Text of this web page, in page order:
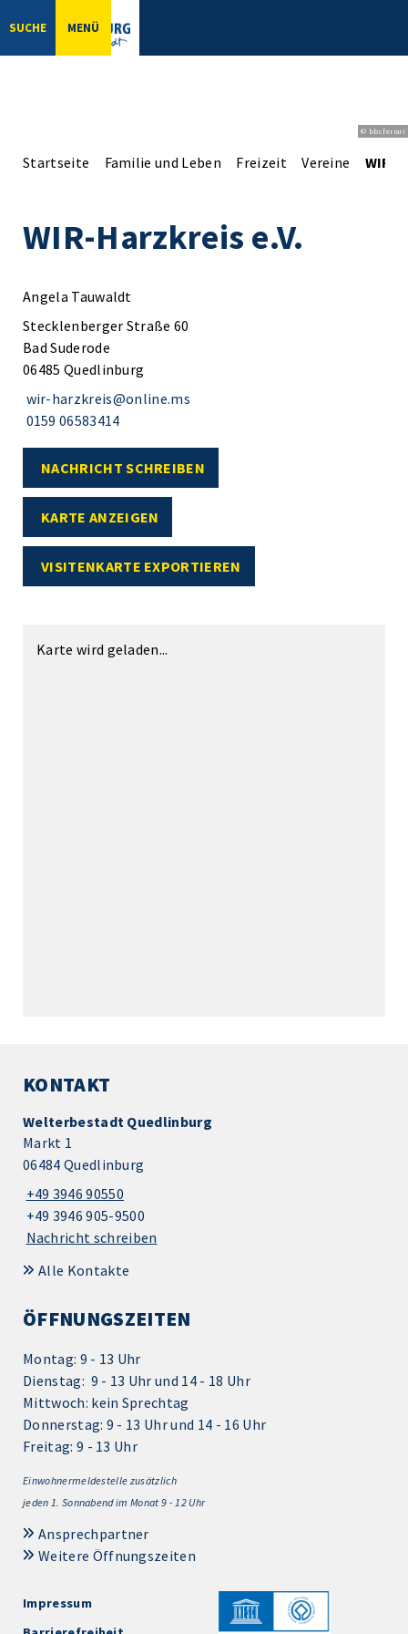
SUCHE MENÜ
© bbsferrari
Startseite Familie und Leben Freizeit Vereine WIR-
WIR-Harzkreis e.V.
Angela Tauwaldt
Stecklenberger Straße 60
Bad Suderode
06485 Quedlinburg
wir-harzkreis@online.ms
0159 06583414
NACHRICHT SCHREIBEN
KARTE ANZEIGEN
VISITENKARTE EXPORTIEREN
Karte wird geladen...
KONTAKT
Welterbestadt Quedlinburg
Markt 1
06484 Quedlinburg
+49 3946 90550
+49 3946 905-9500
Nachricht schreiben
Alle Kontakte
ÖFFNUNGSZEITEN
Montag: 9 - 13 Uhr
Dienstag: 9 - 13 Uhr und 14 - 18 Uhr
Mittwoch: kein Sprechtag
Donnerstag: 9 - 13 Uhr und 14 - 16 Uhr
Freitag: 9 - 13 Uhr
Einwohnermeldestelle zusätzlich
jeden 1. Sonnabend im Monat 9 - 12 Uhr
Ansprechpartner
Weitere Öffnungszeiten
Impressum